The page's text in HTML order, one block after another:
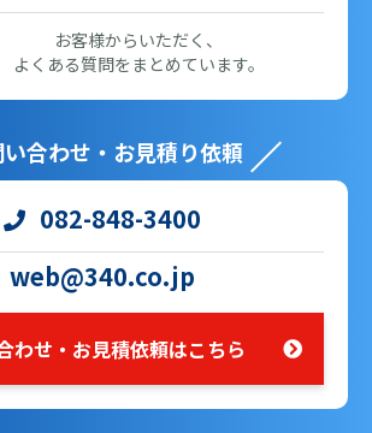
お客様からいただく、
よくある質問をまとめています。
合わせ・お見積り依頼
082-848-3400
web@340.co.jp
わせ・お見積依頼はこちら